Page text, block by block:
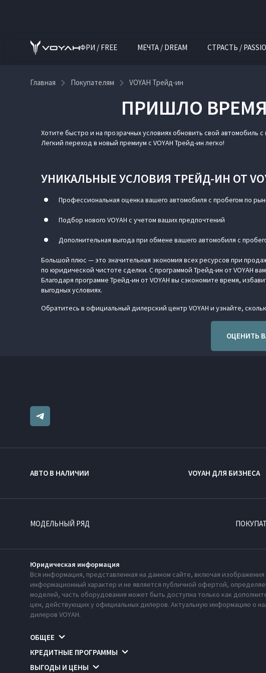
ФРИ / FREE МЕЧТА / DREAM СТРАСТЬ /
Главная Покупателям VOYAH Трейд-ин
ПРИШЛО
VOYAH Трейд-ин
Хотите быстро и на прозрачных условиях обновить свой автомобиль
Легкий переход в новый премиум с VOYAH Трейд-ин легко!
УНИКАЛЬНЫЕ УСЛОВИЯ ТРЕЙД-ИН ОТ
Профессиональная оценка вашего автомобиля с пробегом по
Подбор нового VOYAH с учетом ваших предпочтений
Дополнительная выгода при обмене вашего автомобиля с
Большой плюс — это значительная экономия всех ресурсов при
по юридической чистоте сделки. С программой Трейд-ин от VOYAH
Благодаря программе Трейд-ин от VOYAH вы сэкономите время,
выгодных условиях.
Обратитесь в официальный дилерский центр VOYAH и узнайте,
ОЦЕНИТЬ
АВТО В НАЛИЧИИ VOYAH ДЛЯ БИЗНЕСА
МОДЕЛЬНЫЙ РЯД
Юридическая информация
Вся информация, представленная на данном сайте, включая
информационный характер и не является публичной офертой,
моделей, часть оборудования может быть доступна только как
цен, действующих у официальных дилеров. Актуальную информацию о
дилеров VOYAH.
ОБЩЕЕ
КРЕДИТНЫЕ ПРОГРАММЫ
ВЫГОДЫ И ЦЕНЫ